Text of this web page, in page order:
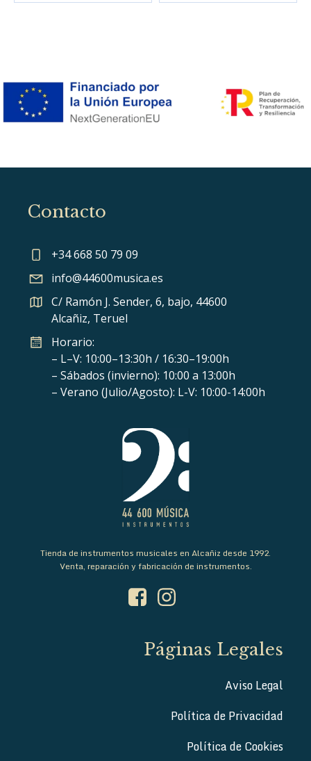
Contacto
+34 668 50 79 09
info@44600musica.es
C/ Ramón J. Sender, 6, bajo, 44600
Alcañiz, Teruel
Horario:
– L–V: 10:00–13:30h / 16:30–19:00h
– Sábados (invierno): 10:00 a 13:00h
– Verano (Julio/Agosto): L-V: 10:00-14:00h
Tienda de instrumentos musicales en Alcañiz desde 1992.
Venta, reparación y fabricación de instrumentos.
Páginas Legales
Aviso Legal
Política de Privacidad
Política de Cookies